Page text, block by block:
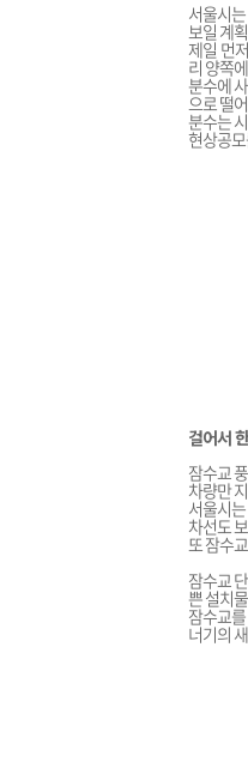
서울시
보일 계
제일 먼
리 양쪽
분수에
으로 떨
분수는
현상공
걸어서
잠수교
차량만
서울시
차선도
또 잠수
잠수교
쁜 설치
잠수교
너기의